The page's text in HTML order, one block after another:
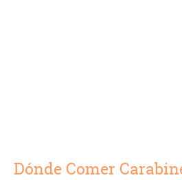
Dónde Comer